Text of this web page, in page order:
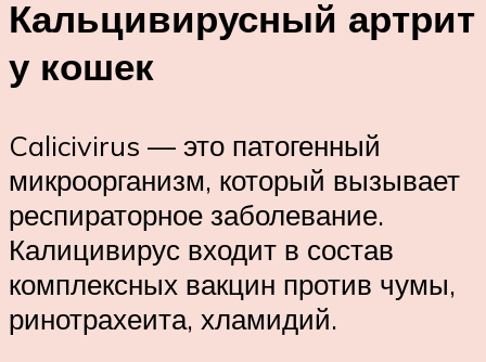
Кальцивирусный артрит
у кошек
Calicivirus — это патогенный
микроорганизм, который вызывает
респираторное заболевание.
Калицивирус входит в состав
комплексных вакцин против чумы,
ринотрахеита, хламидий.